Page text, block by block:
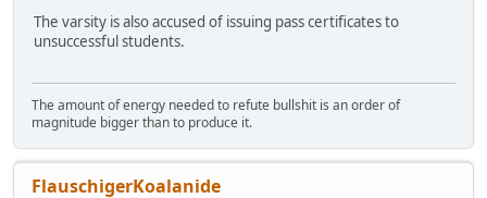
The varsity is also accused of issuing pass certificates to
unsuccessful students.
The amount of energy needed to refute bullshit is an order of
magnitude bigger than to produce it.
FlauschigerKoalanide